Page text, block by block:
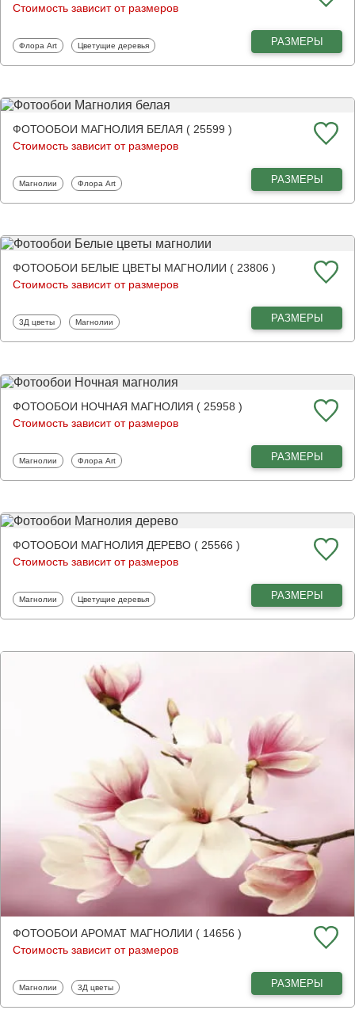
Стоимость зависит от размеров
Фотообои
Флора Art Фотообои
Цветущие деревья РАЗМЕРЫ
ФОТООБОИ МАГНОЛИЯ БЕЛАЯ ( 25599 )
Стоимость зависит от размеров
Фотообои
Магнолии Фотообои
Флора Art РАЗМЕРЫ
ФОТООБОИ БЕЛЫЕ ЦВЕТЫ МАГНОЛИИ ( 23806 )
Стоимость зависит от размеров
Фотообои
3Д цветы Фотообои
Магнолии РАЗМЕРЫ
ФОТООБОИ НОЧНАЯ МАГНОЛИЯ ( 25958 )
Стоимость зависит от размеров
Фотообои
Магнолии Фотообои
Флора Art РАЗМЕРЫ
ФОТООБОИ МАГНОЛИЯ ДЕРЕВО ( 25566 )
Стоимость зависит от размеров
Фотообои
Магнолии Фотообои
Цветущие деревья РАЗМЕРЫ
ФОТООБОИ АРОМАТ МАГНОЛИИ ( 14656 )
Стоимость зависит от размеров
Фотообои
Магнолии Фотообои
3Д цветы РАЗМЕРЫ